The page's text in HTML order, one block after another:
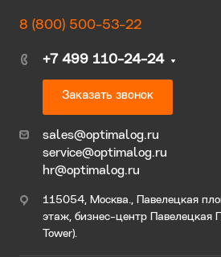
8 (800) 500-53-22
+7 499 110-24-24
Заказать звонок
sales@optimalog.ru
service@optimalog.ru
hr@optimalog.ru
115054, Москва., Павелецкая
этаж, бизнес-центр Павелецкая
Tower).